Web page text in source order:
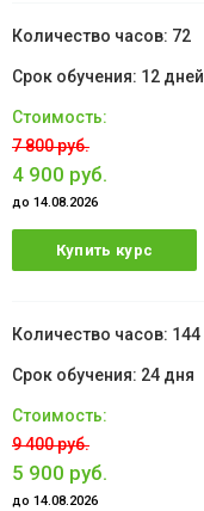
72
12 дней
7 800 руб.
4 900 руб.
до 14.08.2026
Купить курс
144
24 дня
9 400 руб.
5 900 руб.
до 14.08.2026